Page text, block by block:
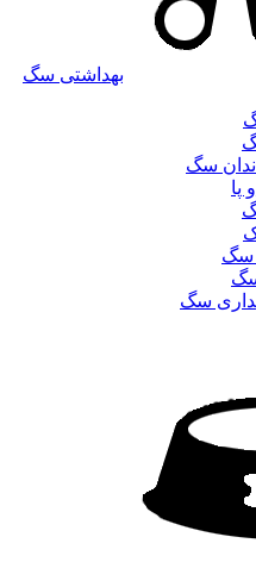
بهداشتی سگ
سگ
سگ
سگ
سگ